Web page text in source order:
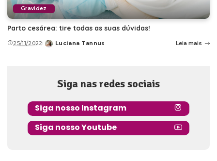
Gravidez
Parto cesárea: tire todas as suas dúvidas!
25/11/2022
Posted
Luciana Tannus Leia mais
Siga nas redes sociais
Siga nosso Instagram
Siga nosso Youtube